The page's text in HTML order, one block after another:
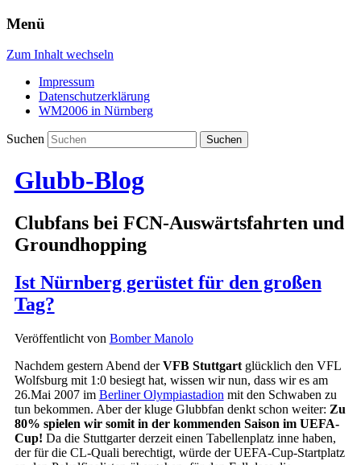
Menü
Zum Inhalt wechseln
Impressum
Datenschutzerklärung
WM2006 in Nürnberg
Suchen
Glubb-Blog
Clubfans bei FCN-Auswärtsfahrten und
Groundhopping
Ist Nürnberg gerüstet für den großen
Tag?
Veröffentlicht von Bomber Manolo
Nachdem gestern Abend derVFB Stuttgartglücklich den VFL
Wolfsburg mit 1:0 besiegt hat, wissen wir nun, dass wir es am
26.Mai 2007 im Berliner Olympiastadion mit den Schwaben zu
tun bekommen. Aber der kluge Glubbfan denkt schon weiter: Zu
80% spielen wir somit in der kommenden Saison im UEFA-
Cup! Da die Stuttgarter derzeit einen Tabellenplatz inne haben,
der für die CL-Quali berechtigt, würde der UEFA-Cup-Startplatz